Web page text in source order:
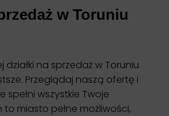
w Toruniu
działki na sprzedaż w Toruniu
Przeglądaj naszą ofertę i
spełni wszystkie Twoje
to miasto pełne możliwości,